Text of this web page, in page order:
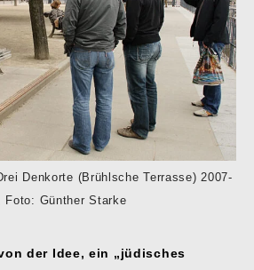
Denkorte (Brühlsche Terrasse) 2007-
Foto: Günther Starke
der Idee, ein „jüdisches